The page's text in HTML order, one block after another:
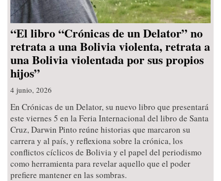
“El libro “Crónicas de un Delator” no
retrata a una Bolivia violenta, retrata a
una Bolivia violentada por sus propios
hijos”
4 junio, 2026
En Crónicas de un Delator, su nuevo libro que presentará
este viernes 5 en la Feria Internacional del libro de Santa
Cruz, Darwin Pinto reúne historias que marcaron su
carrera y al país, y reflexiona sobre la crónica, los
conflictos cíclicos de Bolivia y el papel del periodismo
como herramienta para revelar aquello que el poder
prefiere mantener en las sombras.